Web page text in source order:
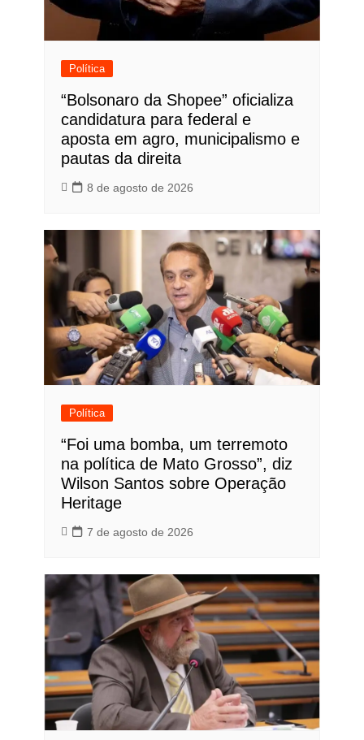
Política
“Bolsonaro da Shopee” oficializa
candidatura para federal e
aposta em agro, municipalismo e
pautas da direita
8 de agosto de 2026
Política
“Foi uma bomba, um terremoto
na política de Mato Grosso”, diz
Wilson Santos sobre Operação
Heritage
7 de agosto de 2026